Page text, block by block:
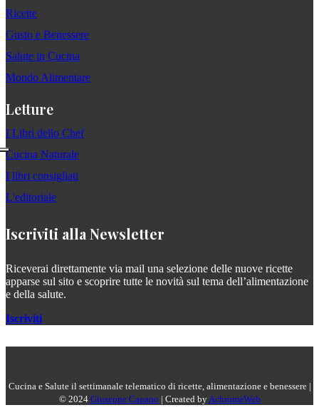
Ricette
Gusto e Benessere
Salute in Cucina
Mondo Alimentare
Letture
I Libri dello Chef
Cucina Naturale
I libri consigliati
L'editoriale
Iscriviti alla Newsletter
Riceverai direttamente via mail una selezione delle nuove ricette
apparse sul sito e scoprire tutte le novità sul tema dell’alimentazione
e della salute.
Iscriviti
Cucina e Salute il settimanale telematico di ricette, alimentazione e benessere |
© 2024 Giuseppe Capano | Created by AchromeWeb